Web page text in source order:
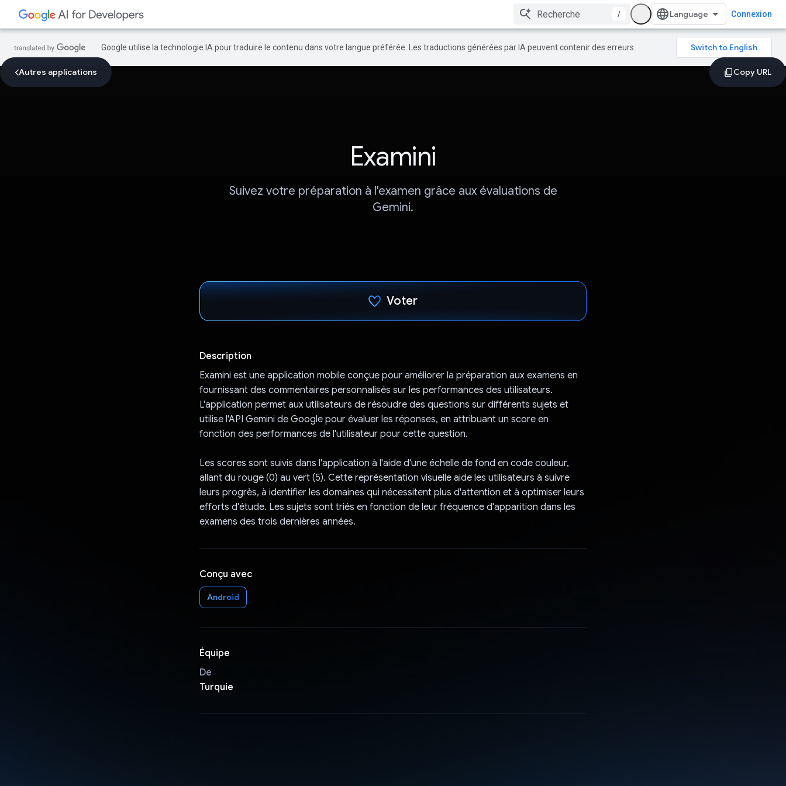
/ Connexion
Google utilise la technologie IA pour traduire le contenu dans votre langue préférée. Les traductions générées par IA peuvent contenir des erreurs.
Autres applications
Examini
Suivez votre préparation à l'examen grâce aux évaluations de
Gemini.
Voter
Description
Examini est une application mobile conçue pour améliorer la préparation aux examens en
fournissant des commentaires personnalisés sur les performances des utilisateurs.
L'application permet aux utilisateurs de résoudre des questions sur différents sujets et
utilise l'API Gemini de Google pour évaluer les réponses, en attribuant un score en
fonction des performances de l'utilisateur pour cette question.
Les scores sont suivis dans l'application à l'aide d'une échelle de fond en code couleur,
allant du rouge (0) au vert (5). Cette représentation visuelle aide les utilisateurs à suivre
leurs progrès, à identifier les domaines qui nécessitent plus d'attention et à optimiser leurs
efforts d'étude. Les sujets sont triés en fonction de leur fréquence d'apparition dans les
examens des trois dernières années.
Conçu avec
Android
Équipe
De
Turquie